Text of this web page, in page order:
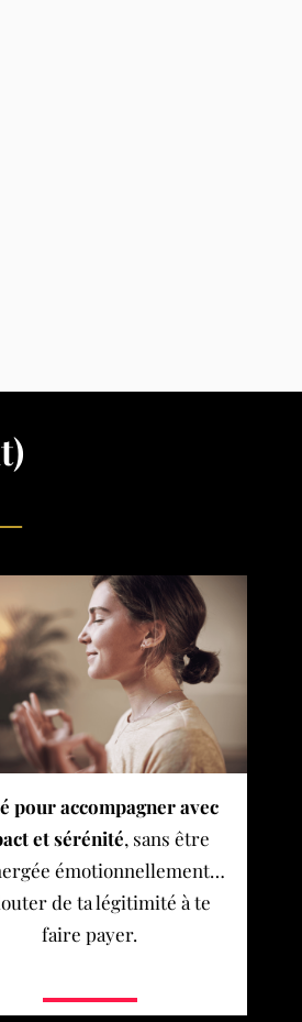
pour accompagner avec
et sérénité, sans être
émotionnellement…
de ta légitimité à te
faire payer.